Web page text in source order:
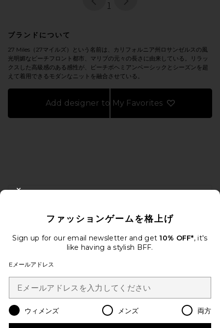
page
1
ブランドについて
27 Miles（27マイルズ）という名前は、カリフォルニア州ロサンゼルスの風
光明媚なビーチフロント都市、マリブの元々の長さに由来している。リラッ
クスした高級感のある感性が、ビーチボヘミアンベーシックとシーズンを超
えて着用できるモダンなニットを融合させている。
Add designer to My Favorites
メールを送信することにより、当社のニュースレターに登録。いつで
Email Address
Change Country Regions
ja USD
ファッションゲームを格上げ
Sign up for our email newsletter and get 10% OFF*, it's
like having a stylish BFF.
Eメールアドレス
ウィメンズ メンズ 両方